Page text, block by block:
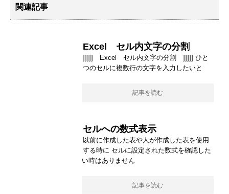
関連記事
Excel セル内文字の分割
]]]]] Excel セル内文字の分割 ]]]]] ひと
つのセルに複数行の文字を入力したいと
記事を読む
セルへの数式表示
以前に作成した表や人が作成した表を使用
する時に セルに設定された数式を確認した
い時はありません
記事を読む